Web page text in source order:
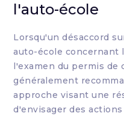
l'auto-école
Lorsqu'un désaccord
auto-école
l'examen du permis de
généralement
approche visant une
d'envisager des